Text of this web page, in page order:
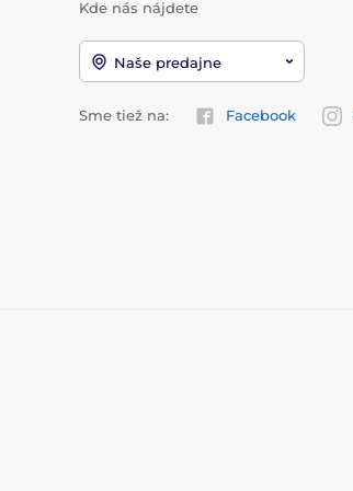
Kde nás nájdete
Naše predajne
Sme tiež na: Facebook